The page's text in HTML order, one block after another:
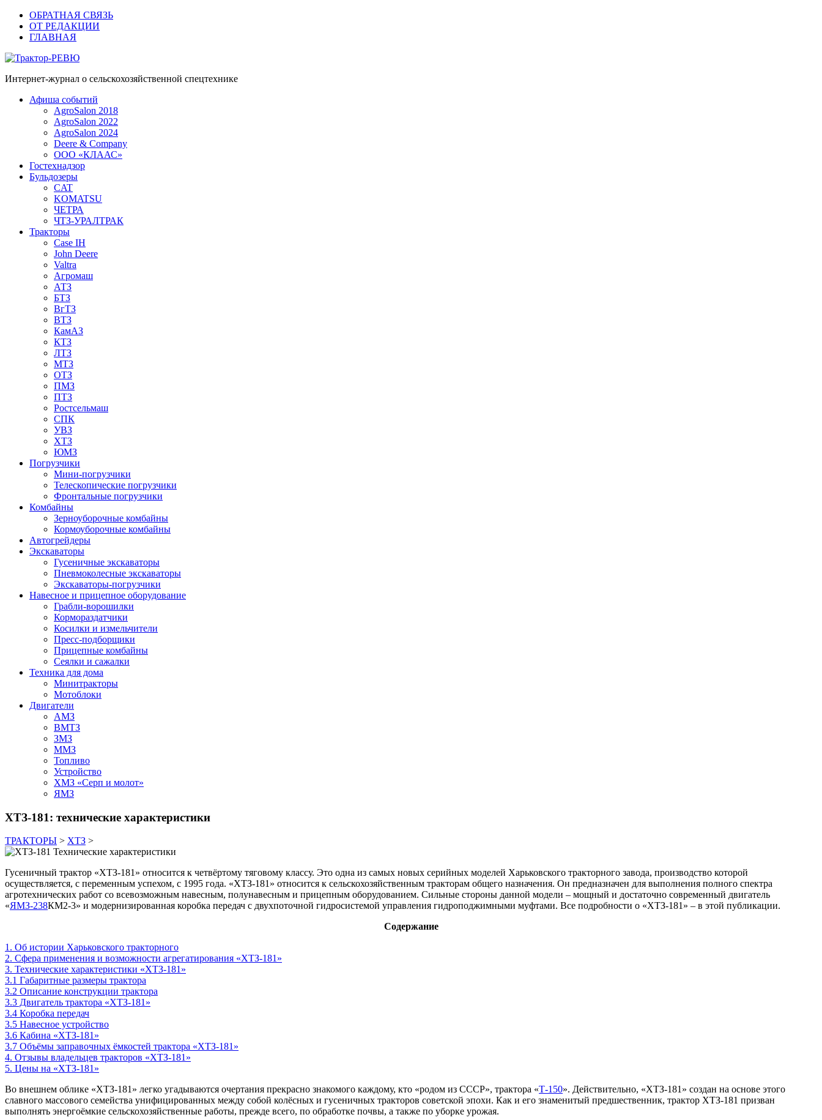
ОБРАТНАЯ СВЯЗЬ
ОТ РЕДАКЦИИ
ГЛАВНАЯ
Трактор-РЕВЮ
Интернет-журнал о сельскохозяйственной спецтехнике
Афиша событий
AgroSalon 2018
AgroSalon 2022
AgroSalon 2024
Deere & Company
ООО «КЛААС»
Гостехнадзор
Бульдозеры
CAT
KOMATSU
ЧЕТРА
ЧТЗ-УРАЛТРАК
Тракторы
Case IH
John Deere
Valtra
Агромаш
АТЗ
БТЗ
ВгТЗ
ВТЗ
КамАЗ
КТЗ
ЛТЗ
МТЗ
ОТЗ
ПМЗ
ПТЗ
Ростсельмаш
СПК
УВЗ
ХТЗ
ЮМЗ
Погрузчики
Мини-погрузчики
Телескопические погрузчики
Фронтальные погрузчики
Комбайны
Зерноуборочные комбайны
Кормоуборочные комбайны
Автогрейдеры
Экскаваторы
Гусеничные экскаваторы
Пневмоколесные экскаваторы
Экскаваторы-погрузчики
Навесное и прицепное оборудование
Грабли-ворошилки
Кормораздатчики
Косилки и измельчители
Пресс-подборщики
Прицепные комбайны
Сеялки и сажалки
Техника для дома
Минитракторы
Мотоблоки
Двигатели
АМЗ
ВМТЗ
ЗМЗ
ММЗ
Топливо
Устройство
ХМЗ «Серп и молот»
ЯМЗ
ХТЗ-181: технические характеристики
ТРАКТОРЫ > ХТЗ >
Гусеничный трактор «ХТЗ-181» относится к четвёртому тяговому классу. Это одна из самых новых серийных моделей Харьковского тракторного завода, производство которой
осуществляется, с переменным успехом, с 1995 года. «ХТЗ-181» относится к сельскохозяйственным тракторам общего назначения. Он предназначен для выполнения полного спектра
агротехнических работ со всевозможным навесным, полунавесным и прицепным оборудованием. Сильные стороны данной модели – мощный и достаточно современный двигатель
«ЯМЗ-238КМ2-3» и модернизированная коробка передач с двухпоточной гидросистемой управления гидроподжимными муфтами. Все подробности о «ХТЗ-181» – в этой публикации.
Содержание
1. Об истории Харьковского тракторного
2. Сфера применения и возможности агрегатирования «ХТЗ-181»
3. Технические характеристики «ХТЗ-181»
3.1 Габаритные размеры трактора
3.2 Описание конструкции трактора
3.3 Двигатель трактора «ХТЗ-181»
3.4 Коробка передач
3.5 Навесное устройство
3.6 Кабина «ХТЗ-181»
3.7 Объёмы заправочных ёмкостей трактора «ХТЗ-181»
4. Отзывы владельцев тракторов «ХТЗ-181»
5. Цены на «ХТЗ-181»
Во внешнем облике «ХТЗ-181» легко угадываются очертания прекрасно знакомого каждому, кто «родом из СССР», трактора «Т-150». Действительно, «ХТЗ-181» создан на основе этого
славного массового семейства унифицированных между собой колёсных и гусеничных тракторов советской эпохи. Как и его знаменитый предшественник, трактор ХТЗ-181 призван
выполнять энергоёмкие сельскохозяйственные работы, прежде всего, по обработке почвы, а также по уборке урожая.